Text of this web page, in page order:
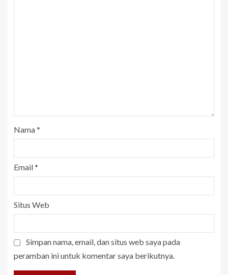
Nama*
Email*
Situs Web
Simpan nama, email, dan situs web saya pada
peramban ini untuk komentar saya berikutnya.